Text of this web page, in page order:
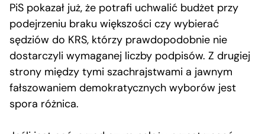
PiS pokazał już, że potrafi uchwalić budżet przy
podejrzeniu braku większości czy wybierać
sędziów do KRS, którzy prawdopodobnie nie
dostarczyli wymaganej liczby podpisów. Z drugiej
strony między tymi szachrajstwami a jawnym
fałszowaniem demokratycznych wyborów jest
spora różnica.